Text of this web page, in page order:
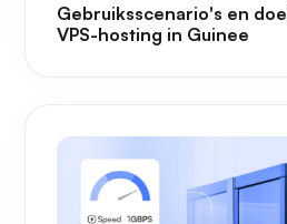
Gebruiksscenario's en
VPS-hosting in Guinee